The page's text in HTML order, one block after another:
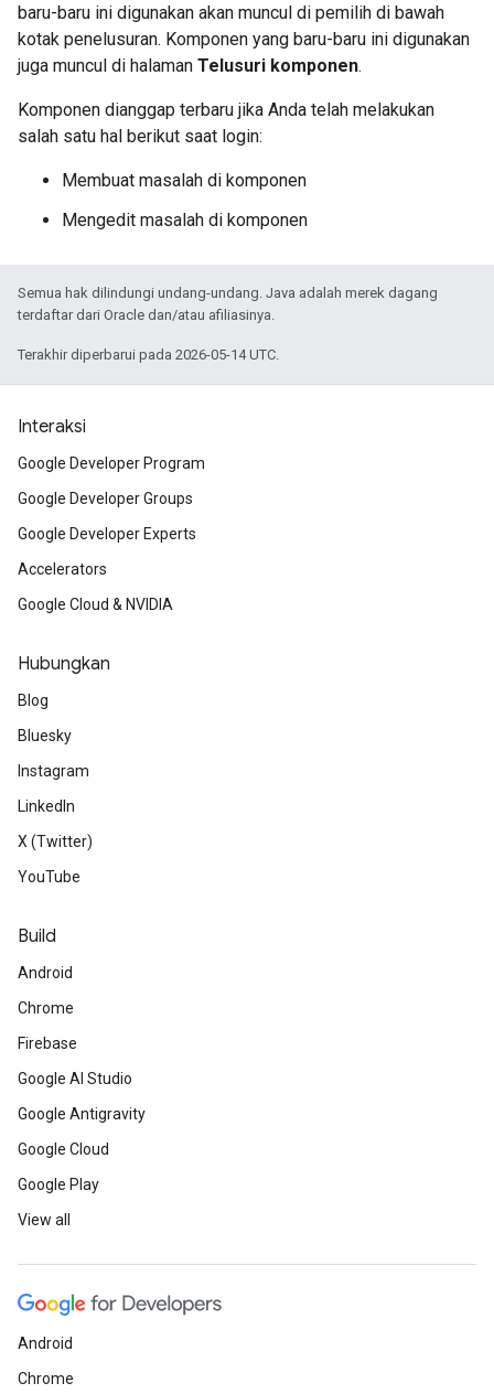
baru-baru ini digunakan akan muncul di pemilih di bawah
kotak penelusuran. Komponen yang baru-baru ini digunakan
juga muncul di halaman Telusuri komponen.
Komponen dianggap terbaru jika Anda telah melakukan
salah satu hal berikut saat login:
Membuat masalah di komponen
Mengedit masalah di komponen
Semua hak dilindungi undang-undang. Java adalah merek dagang
terdaftar dari Oracle dan/atau afiliasinya.
Terakhir diperbarui pada 2026-05-14 UTC.
Interaksi
Google Developer Program
Google Developer Groups
Google Developer Experts
Accelerators
Google Cloud & NVIDIA
Hubungkan
Blog
Bluesky
Instagram
LinkedIn
X (Twitter)
YouTube
Build
Android
Chrome
Firebase
Google AI Studio
Google Antigravity
Google Cloud
Google Play
View all
Android
Chrome